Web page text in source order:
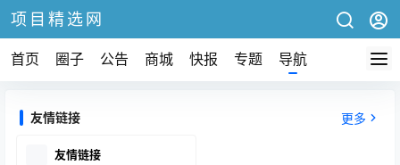
项目精选网
首页 圈子 公告 商城 快报 专题 导航
友情链接 更多
友情链接